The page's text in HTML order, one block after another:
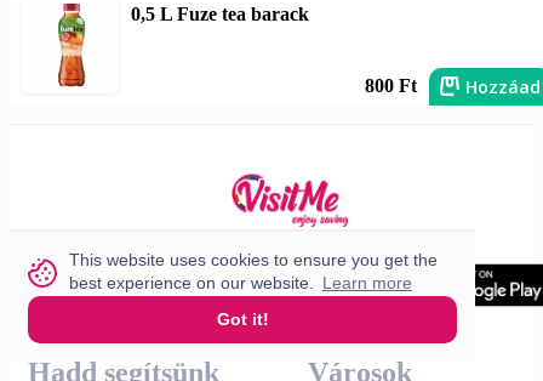
This website uses cookies to ensure you get the
best experience on our website.
Learn more
Got it!
0,5 L Fuze tea barack
800 Ft Hozzáad
Hadd segítsünk Városok